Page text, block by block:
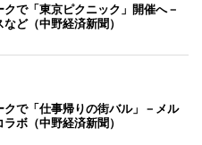
で「東京ピクニック」開催へ－
ど（中野経済新聞）
で「仕事帰りの街バル」－メル
ボ（中野経済新聞）